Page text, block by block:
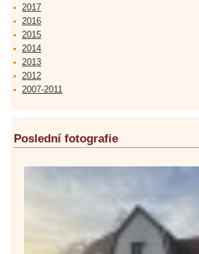
2017
2016
2015
2014
2013
2012
2007-2011
Poslední fotografie